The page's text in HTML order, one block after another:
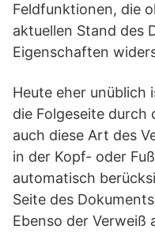
Feldfunktionen, die
aktuellen Stand des
Eigenschaften
Heute eher unüblich
die Folgeseite
auch diese Art des
in der Kopf- oder
automatisch
Seite des
Ebenso der Verweiß